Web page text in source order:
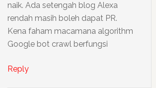
naik. Ada setengah blog Alexa
rendah masih boleh dapat PR.
Kena faham macamana algorithm
Google bot crawl berfungsi
Reply